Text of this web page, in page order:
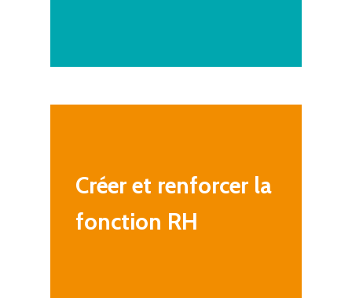
Créer et renforcer la
fonction RH